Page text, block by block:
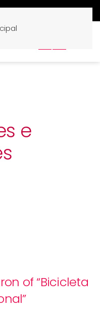
e
of “Bicicleta